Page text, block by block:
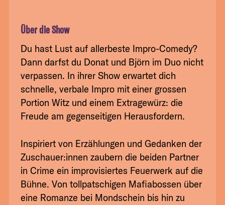
Über die Show
Du hast Lust auf allerbeste Impro-Comedy?
Dann darfst du Donat und Björn im Duo nicht
verpassen. In ihrer Show erwartet dich
schnelle, verbale Impro mit einer grossen
Portion Witz und einem Extragewürz: die
Freude am gegenseitigen Herausfordern.
Inspiriert von Erzählungen und Gedanken der
Zuschauer:innen zaubern die beiden Partner
in Crime ein improvisiertes Feuerwerk auf die
Bühne. Von tollpatschigen Mafiabossen über
eine Romanze bei Mondschein bis hin zu